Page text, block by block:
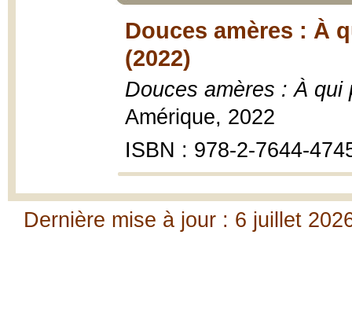
Douces amères : À
(2022)
Douces amères : À
Amérique, 2022
ISBN : 978-2-7644-
Dernière mise à jour : 6 juillet